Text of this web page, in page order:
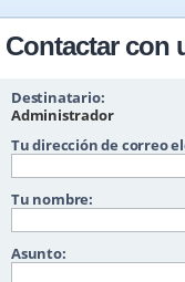
Contactar con
Destinatario:
Administrador
Tu dirección de correo
Tu nombre:
Asunto: